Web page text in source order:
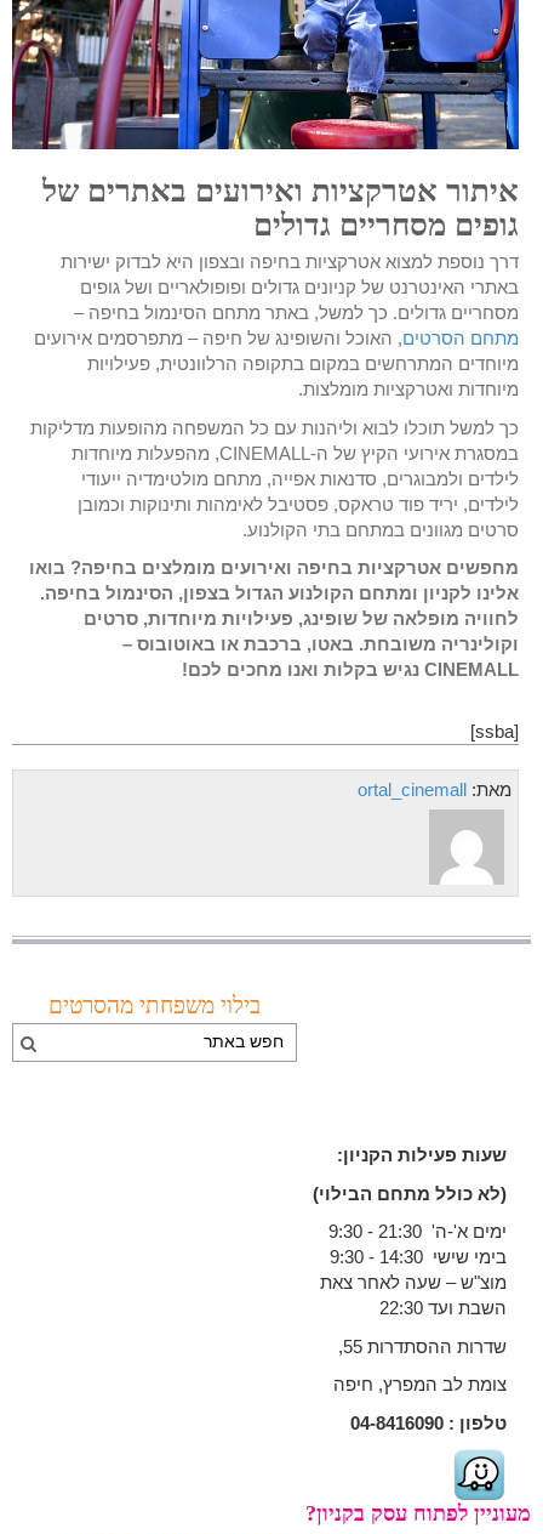
איתור אטרקציות ואירועים באתרים של
גופים מסחריים גדולים
דרך נוספת למצוא אטרקציות בחיפה ובצפון היא לבדוק ישירות
באתרי האינטרנט של קניונים גדולים ופופולאריים ושל גופים
מסחריים גדולים. כך למשל, באתר מתחם הסינמול בחיפה –
מתחם הסרטים, האוכל והשופינג של חיפה – מתפרסמים אירועים
מיוחדים המתרחשים במקום בתקופה הרלוונטית, פעילויות
מיוחדות ואטרקציות מומלצות.
כך למשל תוכלו לבוא וליהנות עם כל המשפחה מהופעות מדליקות
במסגרת אירועי הקיץ של ה-CINEMALL, מהפעלות מיוחדות
לילדים ולמבוגרים, סדנאות אפייה, מתחם מולטימדיה ייעודי
לילדים, יריד פוד טראקס, פסטיבל לאימהות ותינוקות וכמובן
סרטים מגוונים במתחם בתי הקולנוע.
מחפשים אטרקציות בחיפה ואירועים מומלצים בחיפה? בואו
אלינו לקניון ומתחם הקולנוע הגדול בצפון, הסינמול בחיפה.
לחוויה מופלאה של שופינג, פעילויות מיוחדות, סרטים
וקולינריה משובחת. באטו, ברכבת או באוטובוס –
CINEMALL נגיש בקלות ואנו מחכים לכם!
[ssba]
מאת: ortal_cinemall
בילוי משפחתי מהסרטים
שעות פעילות הקניון:
(לא כולל מתחם הבילוי)
ימים א'-ה' 21:30 - 9:30
בימי שישי 14:30 - 9:30
מוצ"ש – שעה לאחר צאת
השבת ועד 22:30
שדרות ההסתדרות 55,
צומת לב המפרץ, חיפה
טלפון : 04-8416090
מעוניין לפתוח עסק בקניון?